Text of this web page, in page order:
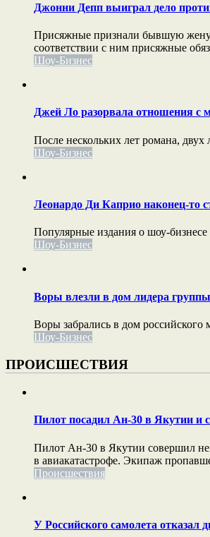
Джонни Депп выиграл дело
Присяжные признали бывшую жену
соответствии с ним присяжные
Шоу-Бизнес
Джей Ло разорвала отношения с
После нескольких лет романа,
Шоу-Бизнес
Леонардо Ди Каприо наконец-то
Популярные издания о шоу-
Шоу-Бизнес
Воры влезли в дом лидера
Воры забрались в дом
Шоу-Бизнес
ПРОИСШЕСТВИЯ
Пилот посадил Ан-30 в Якутии и
Пилот Ан-30 в Якутии совершил
в авиакатастрофе. Экипаж
Происшествия
У Российского самолета отказал